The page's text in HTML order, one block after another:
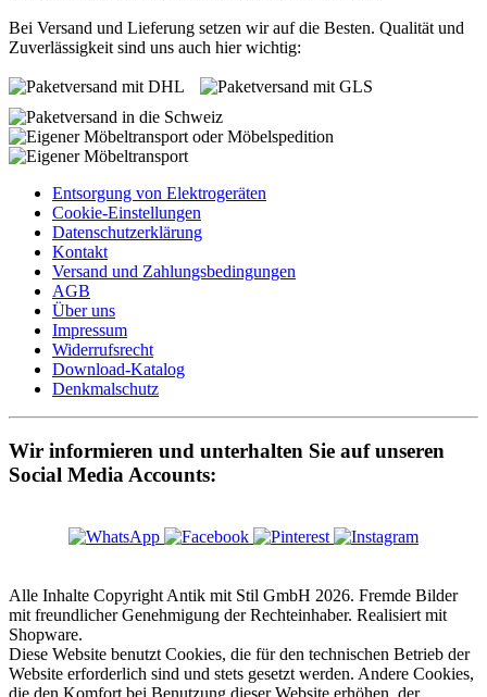
Bei Versand und Lieferung setzen wir auf die Besten. Qualität und
Zuverlässigkeit sind uns auch hier wichtig:
Entsorgung von Elektrogeräten
Cookie-Einstellungen
Datenschutzerklärung
Kontakt
Versand und Zahlungsbedingungen
AGB
Über uns
Impressum
Widerrufsrecht
Download-Katalog
Denkmalschutz
Wir informieren und unterhalten Sie auf unseren
Social Media Accounts:
Alle Inhalte Copyright Antik mit Stil GmbH 2026. Fremde Bilder
mit freundlicher Genehmigung der Rechteinhaber. Realisiert mit
Shopware.
Diese Website benutzt Cookies, die für den technischen Betrieb der
Website erforderlich sind und stets gesetzt werden. Andere Cookies,
die den Komfort bei Benutzung dieser Website erhöhen, der